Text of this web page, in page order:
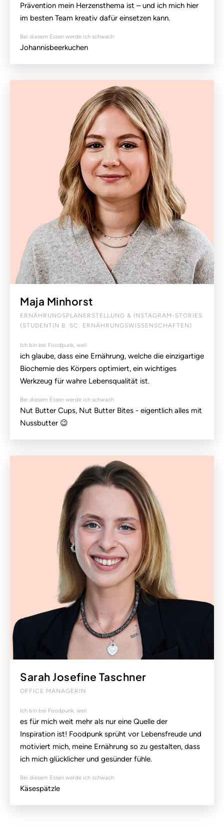
Prävention mein Herzensthema ist – und ich mich hier
im besten Team kreativ dafür einsetzen kann.
Bei diesem Essen werde ich schwach
Johannisbeerkuchen
Maja Minhorst
ERNÄHRUNGSPLANERSTELLUNG & INSTAGRAM-STORIES
(STUDENTIN B. SC. ERNÄHRUNGSWISSENSCHAFTEN)
Ich bin bei Foodpunk, weil
ich glaube, dass eine Ernährung, welche die einzigartige
Biochemie des Körpers optimiert, ein wichtiges
Werkzeug für wahre Lebensqualität ist.
Bei diesem Essen werde ich schwach
Nut Butter Cups, Nut Butter Bites - eigentlich alles mit
Nussbutter 😉
Sarah Josefine Taschner
OFFICE MANAGERIN
Ich bin bei Foodpunk, weil
es für mich weit mehr als nur eine Quelle der
Inspiration ist! Foodpunk sprüht vor Lebensfreude und
motiviert mich, meine Ernährung so zu gestalten, dass
ich mich glücklicher und gesünder fühle.
Bei diesem Essen werde ich schwach
Käsespätzle